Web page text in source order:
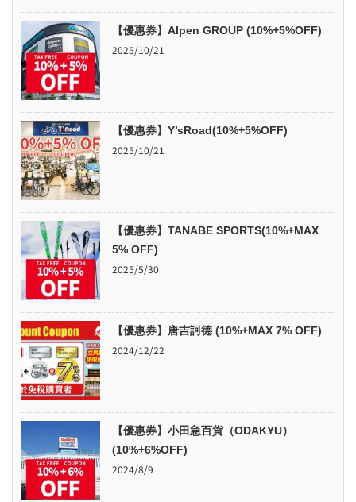
【優惠券】Alpen GROUP (10%+5%OFF)
2025/10/21
【優惠券】Y’sRoad(10%+5%OFF)
2025/10/21
【優惠券】TANABE SPORTS(10%+MAX
5% OFF)
2025/5/30
【優惠券】唐吉訶德 (10%+MAX 7% OFF)
2024/12/22
【優惠券】小田急百貨（ODAKYU）
(10%+6%OFF)
2024/8/9